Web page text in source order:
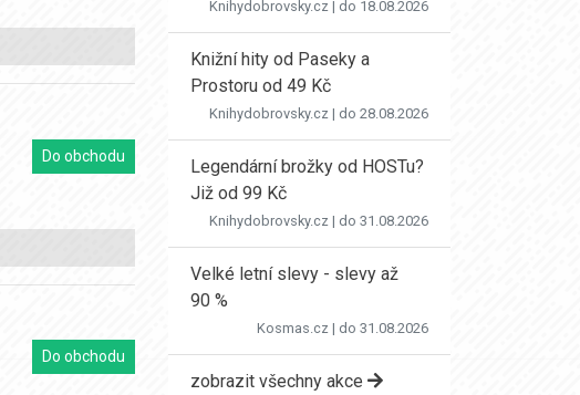
Do obchodu
Do obchodu
Knihydobrovsky.cz | do 18.08.2026
Knižní hity od Paseky a
Prostoru od 49 Kč
Knihydobrovsky.cz | do 28.08.2026
Legendární brožky od HOSTu?
Již od 99 Kč
Knihydobrovsky.cz | do 31.08.2026
Velké letní slevy - slevy až
90 %
Kosmas.cz | do 31.08.2026
zobrazit všechny akce